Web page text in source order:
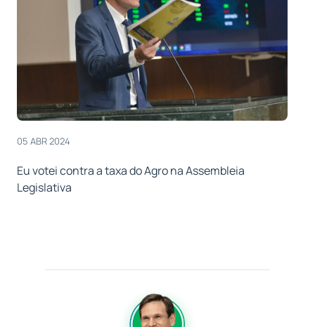
05 ABR 2024
Eu votei contra a taxa do Agro na Assembleia
Legislativa